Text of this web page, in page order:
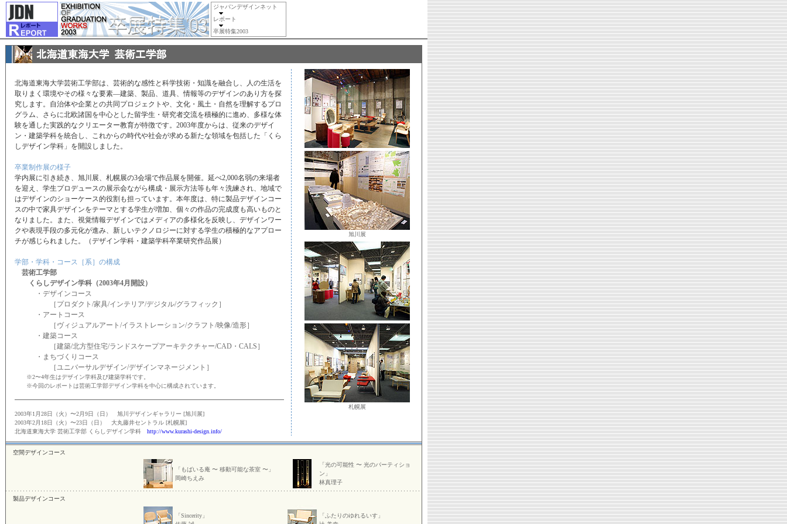
ジャパンデザインネット
レポート
卒展特集2003
北海道東海大学芸術工学部は、芸術的な感性と科学技術・知識を融合し、人の生活を
取りまく環境やその様々な要素—建築、製品、道具、情報等のデザインのあり方を探
究します。自治体や企業との共同プロジェクトや、文化・風土・自然を理解するプロ
グラム、さらに北欧諸国を中心とした留学生・研究者交流を積極的に進め、多様な体
験を通した実践的なクリエーター教育が特徴です。2003年度からは、従来のデザイ
ン・建築学科を統合し、これからの時代や社会が求める新たな領域を包括した「くら
しデザイン学科」を開設しました。
卒業制作展の様子
学内展に引き続き、旭川展、札幌展の3会場で作品展を開催。延べ2,000名弱の来場者
を迎え、学生プロデュースの展示会ながら構成・展示方法等も年々洗練され、地域で
はデザインのショーケース的役割も担っています。本年度は、特に製品デザインコー
スの中で家具デザインをテーマとする学生が増加、個々の作品の完成度も高いものと
なりました。また、視覚情報デザインではメディアの多様化を反映し、デザインワー
クや表現手段の多元化が進み、新しいテクノロジーに対する学生の積極的なアプロー
チが感じられました。（デザイン学科・建築学科卒業研究作品展）
学部・学科・コース［系］の構成
芸術工学部
くらしデザイン学科（2003年4月開設）
・デザインコース
［プロダクト/家具/インテリア/デジタル/グラフィック］
・アートコース
［ヴィジュアルアート/イラストレーション/クラフト/映像/造形］
・建築コース
［建築/北方型住宅/ランドスケープアーキテクチャー/CAD・CALS］
・まちづくりコース
［ユニバーサルデザイン/デザインマネージメント］
※2〜4年生はデザイン学科及び建築学科です。
※今回のレポートは芸術工学部デザイン学科を中心に構成されています。
2003年1月28日（火）〜2月9日（日） 旭川デザインギャラリー [旭川展]
2003年2月18日（火）〜23日（日） 大丸藤井セントラル [札幌展]
北海道東海大学 芸術工学部 くらしデザイン学科 http://www.kurashi-design.info/
旭川展
札幌展
空間デザインコース
「もばいる庵 〜 移動可能な茶室 〜」
岡崎ちえみ
「光の可能性 〜 光のパーティショ
ン」
林真理子
製品デザインコース
「Sincerity」
「ふたりのゆれるいす」